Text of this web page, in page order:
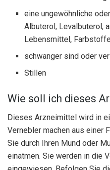
eine ungewöhnliche
Albuterol, Levalbuterol,
Lebensmittel,
schwanger sind oder
Stillen
Wie soll ich dieses
Dieses Arzneimittel wird in
Vernebler machen aus einer
Sie durch Ihren Mund oder
einatmen. Sie werden in die